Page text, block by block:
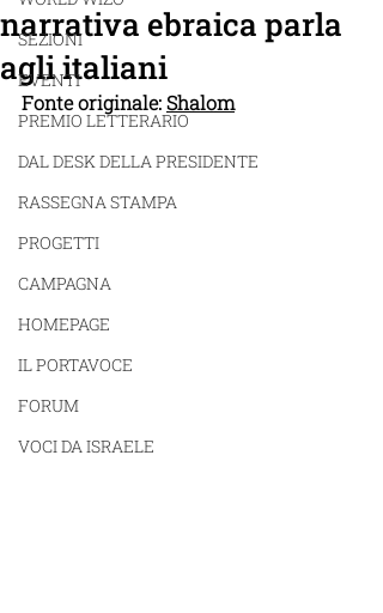
SEZIONI
EVENTI
PREMIO LETTERARIO
DAL DESK DELLA PRESIDENTE
RASSEGNA STAMPA
PROGETTI
CAMPAGNA
HOMEPAGE
IL PORTAVOCE
FORUM
VOCI DA ISRAELE
narrativa ebraica parla
agli italiani
Fonte originale: Shalom